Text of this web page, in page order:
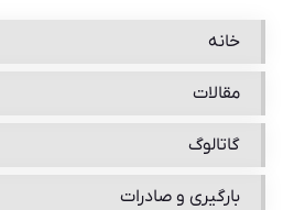
خانه
مقالات
گاتالوگ
بارگیری و صادرات